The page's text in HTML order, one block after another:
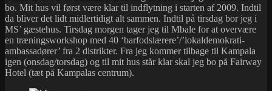
bo. Mit hus vil først være klar til indflytning i starten af 2009. Indtil
da bliver det lidt midlertidigt alt sammen. Indtil på tirsdag bor jeg i
MS’ gæstehus. Tirsdag morgen tager jeg til Mbale for at overvære
en træningsworkshop med 40 ‘barfodslærere’/’lokaldemokrati-
ambassadører’ fra 2 distrikter. Fra jeg kommer tilbage til Kampala
igen (onsdag/torsdag) og til mit hus står klar skal jeg bo på Fairway
Hotel (tæt på Kampalas centrum).